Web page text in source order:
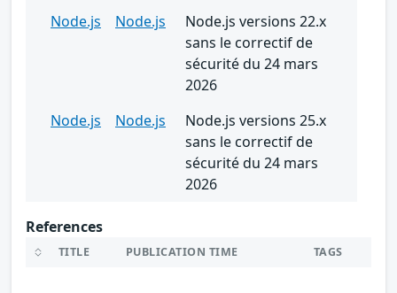
Node.js Node.js
Node.js versions 22.x
sans le correctif de
sécurité du 24 mars
2026
Node.js
Node.js
Node.js versions 25.x
sans le correctif de
sécurité du 24 mars
2026
References
TITLE PUBLICATION TIME TAGS